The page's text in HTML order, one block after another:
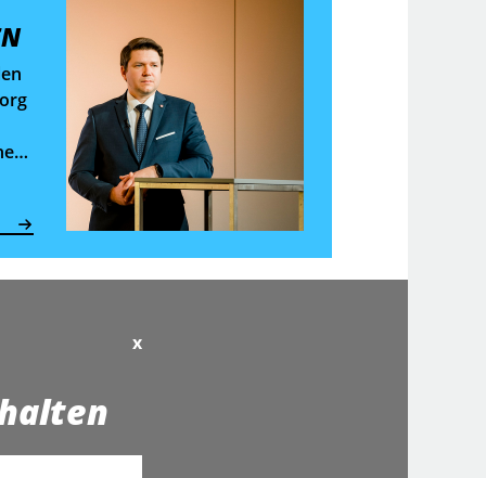
x